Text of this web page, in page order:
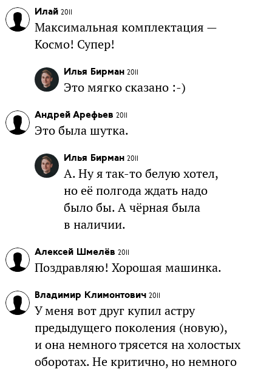
Илай 2011
Максимальная комплектация —
Космо! Супер!
Илья Бирман 2011
Это мягко сказано :-)
Андрей Арефьев 2011
Это была шутка.
Илья Бирман 2011
А. Ну я так-то белую хотел,
но её полгода ждать надо
было бы. А чёрная была
в наличии.
Алексей Шмелёв 2011
Поздравляю! Хорошая машинка.
Владимир Климонтович 2011
У меня вот друг купил астру
предыдущего поколения (новую),
и она немного трясется на холостых
оборотах. Не критично, но немного